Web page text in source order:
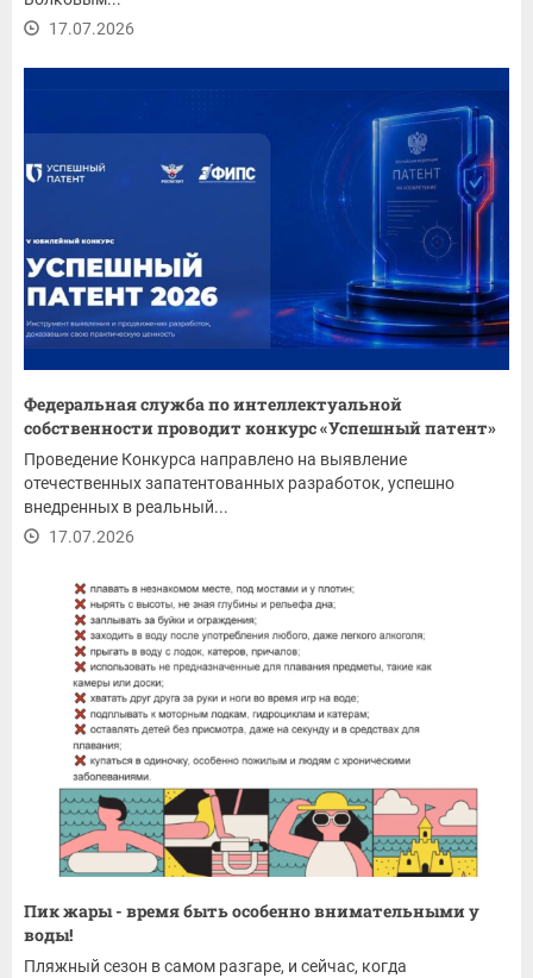
17.07.2026
Федеральная служба по интеллектуальной
собственности проводит конкурс «Успешный патент»
Проведение Конкурса направлено на выявление
отечественных запатентованных разработок, успешно
внедренных в реальный...
17.07.2026
Пик жары - время быть особенно внимательными у
воды!
Пляжный сезон в самом разгаре, и сейчас, когда